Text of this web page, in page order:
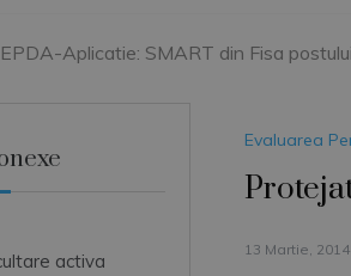
EPDA-Aplicatie: SMART din Fisa
Evaluarea
13 Martie, 2014
activa